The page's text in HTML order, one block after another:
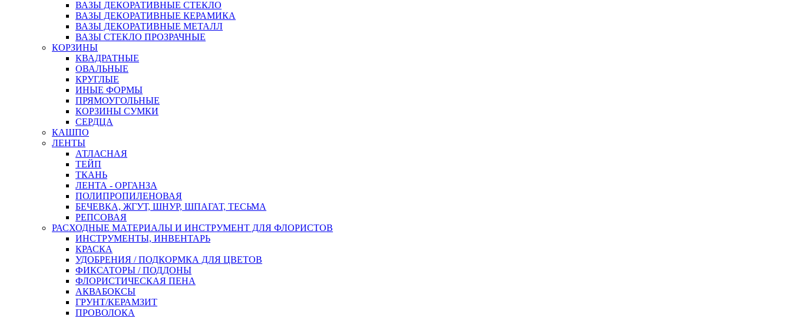
ВАЗЫ ДЕКОРАТИВНЫЕ СТЕКЛО
ВАЗЫ ДЕКОРАТИВНЫЕ КЕРАМИКА
ВАЗЫ ДЕКОРАТИВНЫЕ МЕТАЛЛ
ВАЗЫ СТЕКЛО ПРОЗРАЧНЫЕ
КОРЗИНЫ
КВАДРАТНЫЕ
ОВАЛЬНЫЕ
КРУГЛЫЕ
ИНЫЕ ФОРМЫ
ПРЯМОУГОЛЬНЫЕ
КОРЗИНЫ СУМКИ
СЕРДЦА
КАШПО
ЛЕНТЫ
АТЛАСНАЯ
ТЕЙП
ТКАНЬ
ЛЕНТА - ОРГАНЗА
ПОЛИПРОПИЛЕНОВАЯ
БЕЧЕВКА, ЖГУТ, ШНУР, ШПАГАТ, ТЕСЬМА
РЕПСОВАЯ
РАСХОДНЫЕ МАТЕРИАЛЫ И ИНСТРУМЕНТ ДЛЯ ФЛОРИСТОВ
ИНСТРУМЕНТЫ, ИНВЕНТАРЬ
КРАСКА
УДОБРЕНИЯ / ПОДКОРМКА ДЛЯ ЦВЕТОВ
ФИКСАТОРЫ / ПОДДОНЫ
ФЛОРИСТИЧЕСКАЯ ПЕНА
АКВАБОКСЫ
ГРУНТ/КЕРАМЗИТ
ПРОВОЛОКА